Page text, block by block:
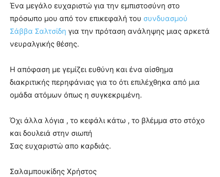
Ένα μεγάλο ευχαριστώ για την εμπιστοσύνη στο
πρόσωπο μου από τον επικεφαλή του συνδυασμού
Σάββα Σαλτσίδη για την πρόταση ανάληψης μιας αρκετά
νευραλγικής θέσης.
Η απόφαση με γεμίζει ευθύνη και ένα αίσθημα
διακριτικής περηφάνιας για το ότι επιλέχθηκα από μια
ομάδα ατόμων όπως η συγκεκριμένη.
Όχι άλλα λόγια , το κεφάλι κάτω , το βλέμμα στο στόχο
και δουλειά στην σιωπή
Σας ευχαριστώ απο καρδιάς.
Σαλαμπουκίδης Χρήστος